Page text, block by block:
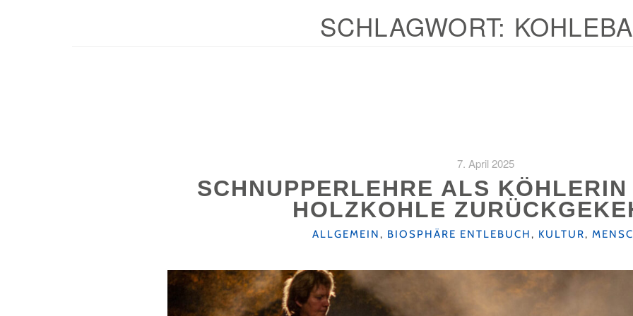
SCHLAGWORT:
7. April 2025
SCHNUPPERLEHRE ALS
HOLZKOHLE
KATEGORIEN
ALLGEMEIN, BIOSPHÄRE ENTLEBUCH, KULTUR,